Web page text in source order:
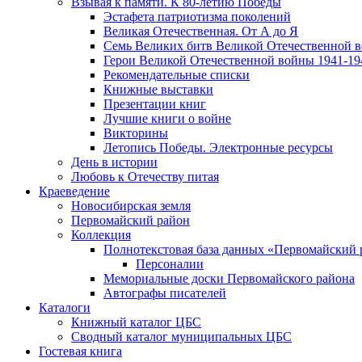
Эcтафета патриотизма поколений
Великая Отечественная. От А до Я
Семь Великих битв Великой Отечественной
Герои Великой Отечественной войны 1941-
Рекомендательные списки
Книжные выставки
Презентации книг
Лучшие книги о войне
Викторины
Летопись Победы. Электронные ресурсы
День в истории
Любовь к Отечеству питая
Краеведение
Новосибирская земля
Первомайский район
Коллекция
Полнотекстовая база данных «Первомайский
Персоналии
Мемориальные доски Первомайского района
Автографы писателей
Каталоги
Книжный каталог ЦБС
Сводный каталог муниципальных ЦБС
Гостевая книга